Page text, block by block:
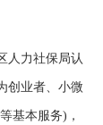
力社保局认
创业者、小微
基本服务)，